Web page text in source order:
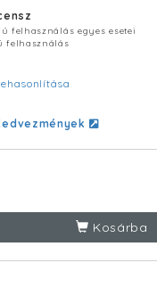
felhasználás egyes esetei
felhasználás
Kosárba